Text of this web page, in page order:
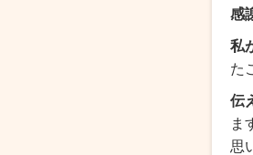
感
私
た
伝
ま
思